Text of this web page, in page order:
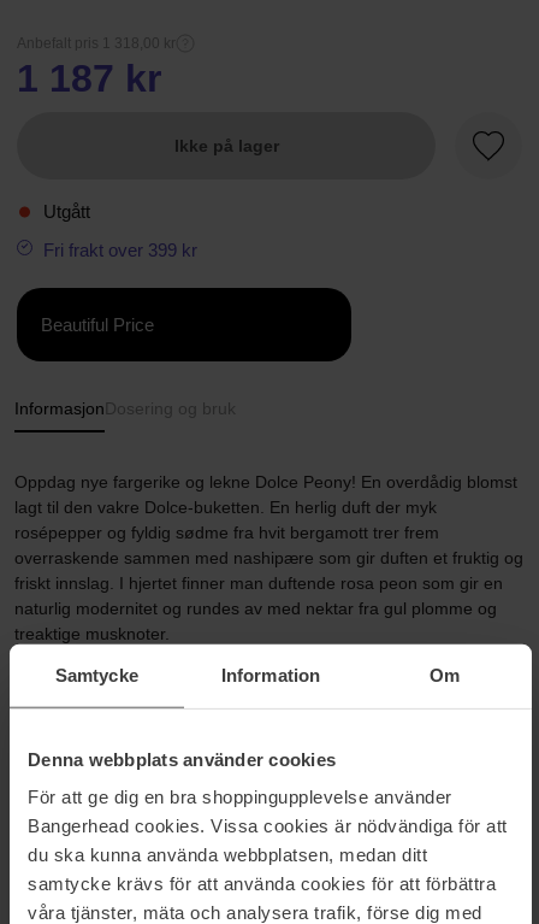
Samtycke Information Om
Denna webbplats använder cookies
För att ge dig en bra shoppingupplevelse använder
Bangerhead cookies. Vissa cookies är nödvändiga för att
du ska kunna använda webbplatsen, medan ditt
samtycke krävs för att använda cookies för att förbättra
våra tjänster, mäta och analysera trafik, förse dig med
Anbefalt pris 1 318,00 kr
1 187 kr
Ikke på lager
Utgått
Fri frakt over 399 kr
Beautiful Price
InformasjonDosering og bruk
Oppdag nye fargerike og lekne Dolce Peony! En overdådig blomst
lagt til den vakre Dolce-buketten. En herlig duft der myk
rosépepper og fyldig sødme fra hvit bergamott trer frem
overraskende sammen med nashipære som gir duften et fruktig og
friskt innslag. I hjertet finner man duftende rosa peon som gir en
naturlig modernitet og rundes av med nektar fra gul plomme og
treaktige musknoter.
Størrelse: 50 ml
Hjem
Parfyme
Dameparfyme
Dolce Peony